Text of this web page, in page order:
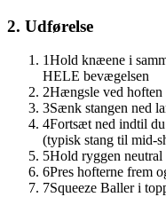
2. Udførelse
1Hold knæene i
HELE bevægelsen
2Hængsle ved hoften
3Sænk stangen ned
4Fortsæt ned indtil
(typisk stang til mid-
5Hold ryggen
6Pres hofterne frem
7Squeeze Baller i